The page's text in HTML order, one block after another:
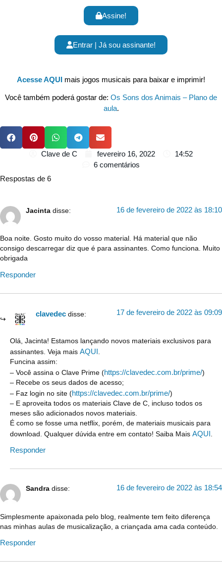
Assine!
Entrar | Já sou assinante!
Acesse AQUI mais jogos musicais para baixar e imprimir!
Você também poderá gostar de: Os Sons dos Animais – Plano de
aula.
Clave de C fevereiro 16, 2022
14:52
6 comentários
Respostas de 6
Jacinta disse: 16 de fevereiro de 2022 às 18:10
Boa noite. Gosto muito do vosso material. Há material que não
consigo descarregar diz que é para assinantes. Como funciona. Muito
obrigada
Responder
clavedec disse: 17 de fevereiro de 2022 às 09:09
Olá, Jacinta! Estamos lançando novos materiais exclusivos para
assinantes. Veja mais AQUI
Funcina assim:
– Você assina o Clave Prime (https://clavedec.com.br/prime/)
– Recebe os seus dados de acesso;
– Faz login no site (https://clavedec.com.br/prime/)
– E aproveita todos os materiais Clave de C, incluso todos os
meses são adicionados novos materiais.
É como se fosse uma netflix, porém, de materiais musicais para
download. Qualquer dúvida entre em contato! Saiba Mais AQUI
Responder
Sandra disse: 16 de fevereiro de 2022 às 18:54
Simplesmente apaixonada pelo blog, realmente tem feito diferença
nas minhas aulas de musicalização, a criançada ama cada conteúdo.
Responder